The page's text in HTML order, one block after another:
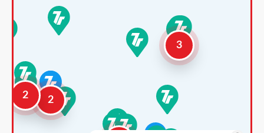
2
2
3